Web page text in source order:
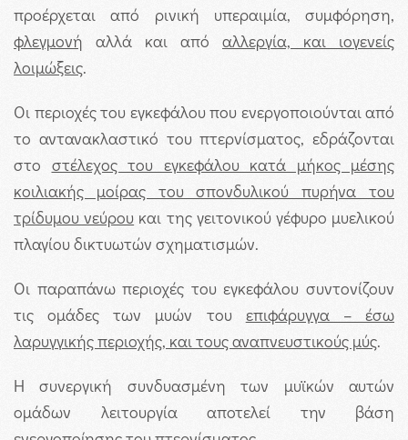
προέρχεται από ρινική υπεραιμία, συμφόρηση,
φλεγμονή αλλά και από αλλεργία, και ιογενείς
λοιμώξεις.
Οι περιοχές του εγκεφάλου που ενεργοποιούνται από
το αντανακλαστικό του πτερνίσματος, εδράζονται
στο στέλεχος του εγκεφάλου κατά μήκος μέσης
κοιλιακής μοίρας του σπονδυλικού πυρήνα του
τρίδυμου νεύρου και της γειτονικού γέφυρο μυελικού
πλαγίου δικτυωτών σχηματισμών.
Οι παραπάνω περιοχές του εγκεφάλου συντονίζουν
τις ομάδες των μυών του επιφάρυγγα – έσω
λαρυγγικής περιοχής, και τους αναπνευστικούς μύς.
Η συνεργική συνδυασμένη των μυϊκών αυτών
ομάδων λειτουργία αποτελεί την βάση